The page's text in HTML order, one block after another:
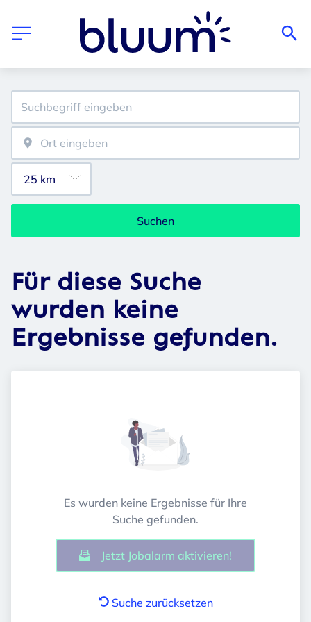
Suchen
Für diese Suche
wurden keine
Ergebnisse gefunden.
Es wurden keine Ergebnisse für Ihre
Suche gefunden.
Jetzt Jobalarm aktivieren!
Suche zurücksetzen